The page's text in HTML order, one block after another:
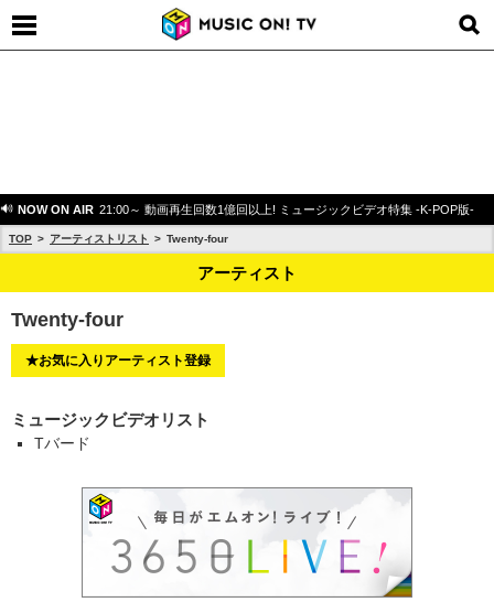
NOW ON AIR 21:00～ 動画再生回数1億回以上! ミュージックビデオ特集 -K-POP版-
TOP アーティストリスト Twenty-four
アーティスト
Twenty-four
★お気に入りアーティスト登録
ミュージックビデオリスト
Tバード